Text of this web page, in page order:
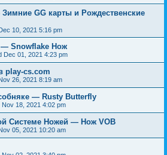
Зимние GG карты и Рождественские
10, 2021 5:16 pm
Snowflake Нож
Dec 01, 2021 4:23 pm
play-cs.com
26, 2021 8:19 am
— Rusty Butterfly
Nov 18, 2021 4:02 pm
Системе Ножей — Нож VOB
05, 2021 10:20 am